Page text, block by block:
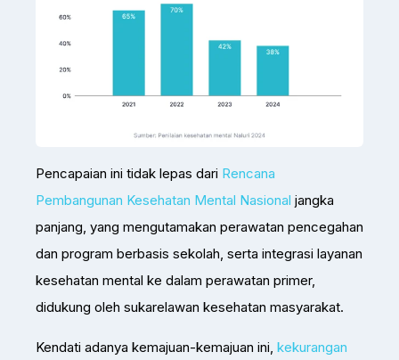
Pencapaian ini tidak lepas dari Rencana
Pembangunan Kesehatan Mental Nasional jangka
panjang, yang mengutamakan perawatan pencegahan
dan program berbasis sekolah, serta integrasi layanan
kesehatan mental ke dalam perawatan primer,
didukung oleh sukarelawan kesehatan masyarakat.
Kendati adanya kemajuan-kemajuan ini, kekurangan